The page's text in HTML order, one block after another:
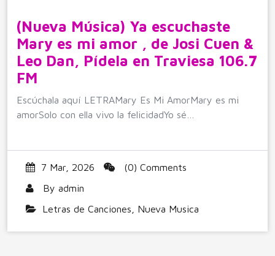
(Nueva Música) Ya escuchaste
Mary es mi amor , de Josi Cuen &
Leo Dan, Pídela en Traviesa 106.7
FM
Escúchala aquí LETRAMary Es Mi AmorMary es mi
amorSolo con ella vivo la felicidadYo sé…
7 Mar, 2026
(0) Comments
By admin
Letras de Canciones
Nueva Musica